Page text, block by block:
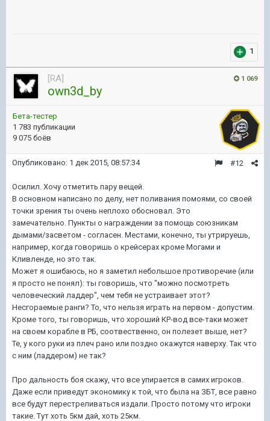
1
1 069
[RA]
own3d_by
Бета-тестер
1 783 публикации
9 075 боёв
#12
Опубликовано: 1 дек 2015, 08:57:34
Осилил. Хочу отметить пару вещей.
В основном написано по делу, нет поливания помоями, со своей
точки зрения ты очень неплохо обосновал. Это
замечательно. Пункты о награждении за помощь союзникам
дымами/засветом - согласен. Местами, конечно, ты утрируешь,
например, когда говоришь о крейсерах кроме Могами и
Кливленде, но это так.
Может я ошибаюсь, но я заметил небольшое противоречие (или
я просто не понял): ты говоришь, что "можно посмотреть
человеческий ладдер", чем тебя не устраивает этот?
Несгораемые ранги? То, что нельзя играть на первом - допустим.
Кроме того, ты говоришь, что хороший КР-вод все-таки может
на своем корабле в РБ, соотвественно, он полезет выше, нет?
Те, у кого руки из плеч рано или поздно окажутся наверху. Так что
с ним (ладдером) не так?
Про дальность боя скажу, что все упирается в самих игроков.
Даже если приведут экономику к той, что была на ЗБТ, все равно
все будут перестреливаться издали. Просто потому что игроки
такие. Тут хоть 5км дай, хоть 25км.